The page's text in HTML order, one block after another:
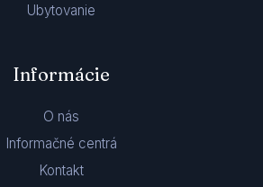
Ubytovanie
Informácie
O nás
Informačné centrá
Kontakt